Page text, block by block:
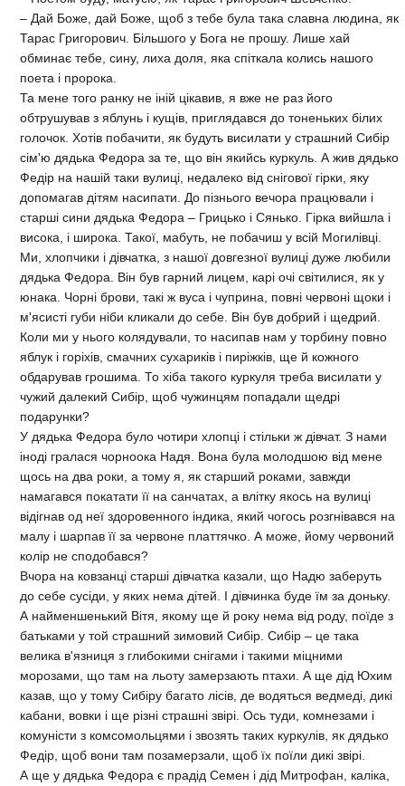
– Дай Боже, дай Боже, щоб з тебе була така славна людина, як
Тарас Григорович. Більшого у Бога не прошу. Лише хай
обминає тебе, сину, лиха доля, яка спіткала колись нашого
поета і пророка.
Та мене того ранку не іній цікавив, я вже не раз його
обтрушував з яблунь і кущів, приглядався до тоненьких білих
голочок. Хотів побачити, як будуть висилати у страшний Сибір
cім'ю дядька Федора за те, що він якийсь куркуль. А жив дядько
Федір на нашій таки вулиці, недалеко від снігової гірки, яку
допомагав дітям насипати. До пізнього вечора працювали і
старші сини дядька Федора – Грицько і Сянько. Гірка вийшла і
висока, і широка. Такої, мабуть, не побачиш у всій Могилівці.
Ми, хлопчики і дівчатка, з нашої довгезної вулиці дуже любили
дядька Федора. Він був гарний лицем, карі очі світилися, як у
юнака. Чорні брови, такі ж вуса і чуприна, повні червоні щоки і
м'ясисті губи ніби кликали до себе. Він був добрий і щедрий.
Коли ми у нього колядували, то насипав нам у торбину повно
яблук і горіхів, смачних сухариків і пиріжків, ще й кожного
обдарував грошима. То хіба такого куркуля треба висилати у
чужий далекий Сибір, щоб чужинцям попадали щедрі
подарунки?
У дядька Федора було чотири хлопці і стільки ж дівчат. З нами
іноді гралася чорноока Надя. Вона була молодшою від мене
щось на два роки, а тому я, як старший роками, завжди
намагався покатати її на санчатах, а влітку якось на вулиці
відігнав од неї здоровенного індика, який чогось розгнівався на
малу і шарпав її за червоне платтячко. А може, йому червоний
колір не сподобався?
Вчора на ковзанці старші дівчатка казали, що Надю заберуть
до себе сусіди, у яких нема дітей. І дівчинка буде їм за доньку.
А найменшенький Вітя, якому ще й року нема від роду, поїде з
батьками у той страшний зимовий Сибір. Сибір – це така
велика в'язниця з глибокими снігами і такими міцними
морозами, що там на льоту замерзають птахи. А ще дід Юхим
казав, що у тому Сибіру багато лісів, де водяться ведмеді, дикі
кабани, вовки і ще різні страшні звірі. Ось туди, комнезами і
комуністи з комсомольцями і звозять таких куркулів, як дядько
Федір, щоб вони там позамерзали, щоб їх поїли дикі звірі.
А ще у дядька Федора є прадід Семен і дід Митрофан, каліка,